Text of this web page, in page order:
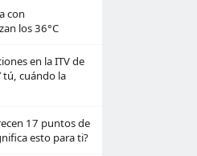
con
los 36°C
en la ITV de
tú, cuándo la
17 puntos de
esto para ti?